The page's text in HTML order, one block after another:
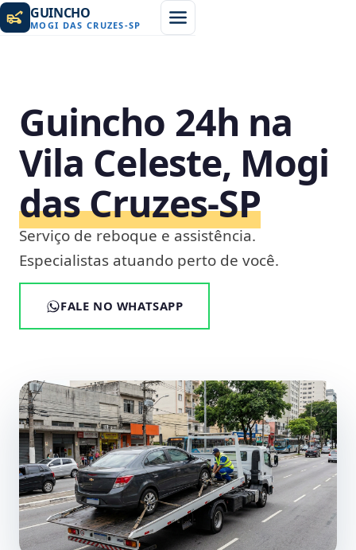
GUINCHO
MOGI DAS CRUZES-SP
Guincho 24h na
Vila Celeste, Mogi
das Cruzes‑SP
Serviço de reboque e assistência.
Especialistas atuando perto de você.
FALE NO WHATSAPP